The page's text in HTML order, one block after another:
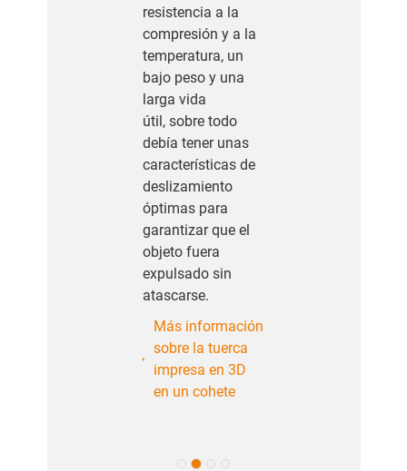
resistencia a la
compresión y a la
temperatura, un
bajo peso y una
larga vida
útil, sobre todo
debía tener unas
características de
deslizamiento
óptimas para
garantizar que el
objeto fuera
expulsado sin
atascarse.
Más información
sobre la tuerca
impresa en 3D
en un cohete